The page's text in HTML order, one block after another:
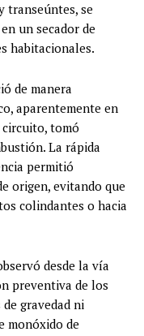
transeúntes, se
un secador de
habitacionales.
de manera
aparentemente en
tomó
La rápida
permitió
origen, evitando que
colindantes o hacia
desde la vía
preventiva de los
gravedad ni
monóxido de